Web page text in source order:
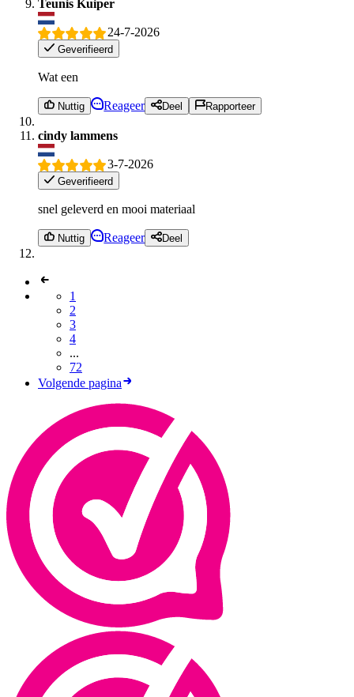
Teunis Kuiper
24-7-2026
Geverifieerd
Wat een
Nuttig Reageer Deel Rapporteer
cindy lammens
3-7-2026
Geverifieerd
snel geleverd en mooi materiaal
Nuttig Reageer Deel
1
2
3
4
...
72
Volgende pagina